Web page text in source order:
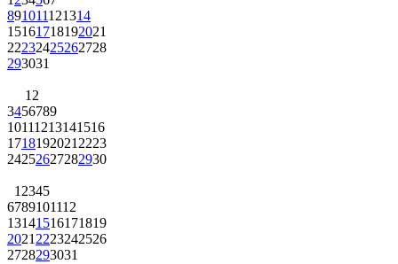
891011121314
15161718192021
22232425262728
293031
1 2
3456789
10111213141516
1718192021 2223
24252627282930
1 2345
6789101112
13141516171819
2021 2223242526
2728293031